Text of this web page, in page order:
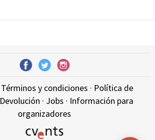
Términos y condiciones · Política de
Devolución · Jobs · Información para
organizadores